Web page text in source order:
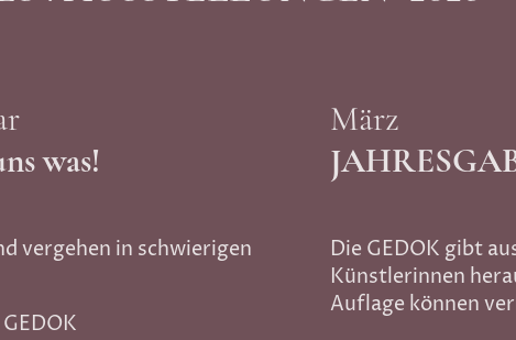
was!
vergehen in schwierigen
März
Die GEDOK gibt
Künstlerinnen
Auflage können